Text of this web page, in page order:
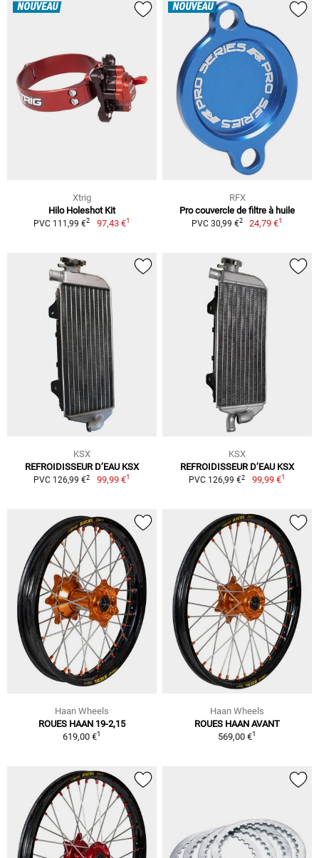
NOUVEAU
Xtrig
Hilo Holeshot Kit
PVC 111,99 €2 97,43 €1
NOUVEAU
RFX
Pro couvercle de filtre à huile
PVC 30,99 €2 24,79 €1
KSX
REFROIDISSEUR D’EAU KSX
PVC 126,99 €2 99,99 €1
KSX
REFROIDISSEUR D’EAU KSX
PVC 126,99 €2 99,99 €1
Haan Wheels
ROUES HAAN 19-2,15
619,00 €1
Haan Wheels
ROUES HAAN AVANT
569,00 €1